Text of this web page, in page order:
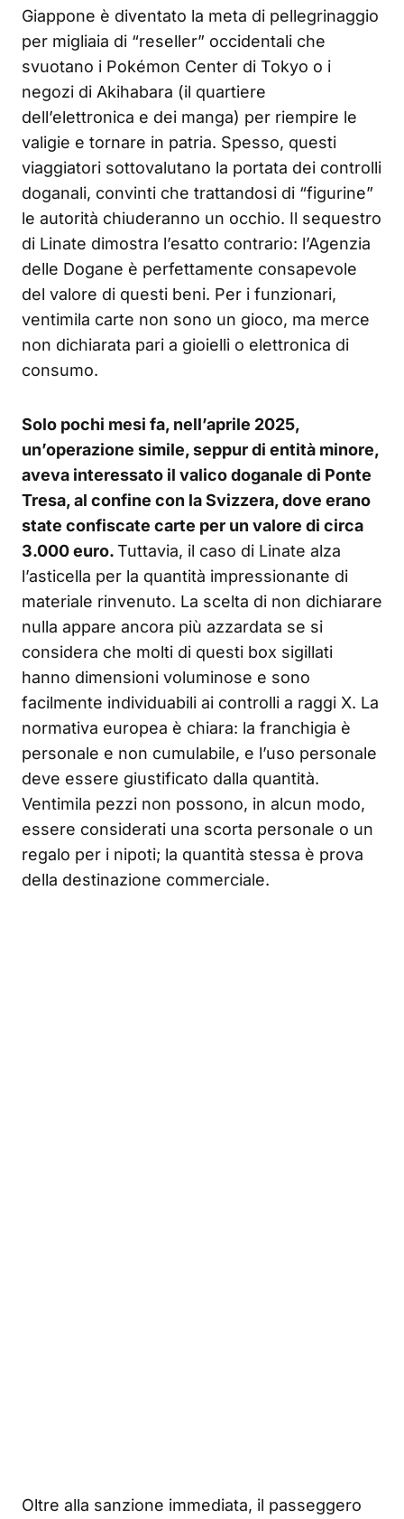
Giappone è diventato la meta di pellegrinaggio
per migliaia di “reseller” occidentali che
svuotano i Pokémon Center di Tokyo o i
negozi di Akihabara (il quartiere
dell’elettronica e dei manga) per riempire le
valigie e tornare in patria. Spesso, questi
viaggiatori sottovalutano la portata dei controlli
doganali, convinti che trattandosi di “figurine”
le autorità chiuderanno un occhio. Il sequestro
di Linate dimostra l’esatto contrario: l’Agenzia
delle Dogane è perfettamente consapevole
del valore di questi beni. Per i funzionari,
ventimila carte non sono un gioco, ma merce
non dichiarata pari a gioielli o elettronica di
consumo.
Solo pochi mesi fa, nell’aprile 2025,
un’operazione simile, seppur di entità minore,
aveva interessato il valico doganale di Ponte
Tresa, al confine con la Svizzera, dove erano
state confiscate carte per un valore di circa
3.000 euro.Tuttavia, il caso di Linate alza
l’asticella per la quantità impressionante di
materiale rinvenuto. La scelta di non dichiarare
nulla appare ancora più azzardata se si
considera che molti di questi box sigillati
hanno dimensioni voluminose e sono
facilmente individuabili ai controlli a raggi X. La
normativa europea è chiara: la franchigia è
personale e non cumulabile, e l’uso personale
deve essere giustificato dalla quantità.
Ventimila pezzi non possono, in alcun modo,
essere considerati una scorta personale o un
regalo per i nipoti; la quantità stessa è prova
della destinazione commerciale.
Oltre alla sanzione immediata, il passeggero